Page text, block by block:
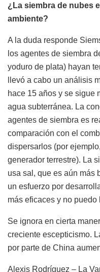
¿La siembra de nubes
ambiente?
A la duda responde
los agentes de siembra
yoduro de plata) hayan
llevó a cabo un análisis
hace 15 años y se sigue
agua subterránea. La
agentes de siembra es
comparación con el
dispersarlos (por
generador terrestre). La
usa sal, que es aún más
un esfuerzo por
más eficaces y no puedo
Se ignora en cierta
creciente escepticismo.
por parte de China
Alexis Rodríguez – La